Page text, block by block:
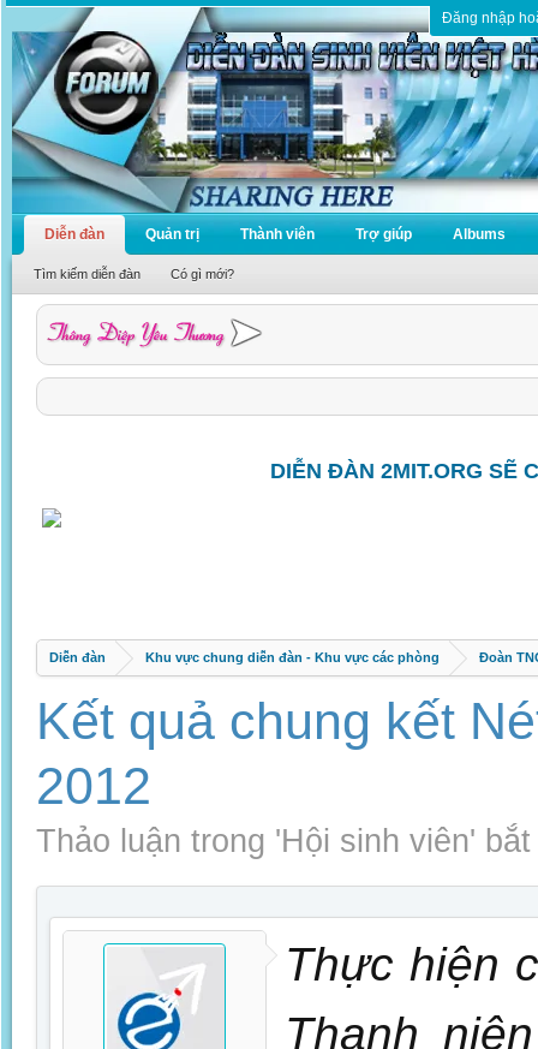
Đăng nhập
Diễn đàn
Tìm kiếm diễn đàn Có gì mới?
Quản trị Thành viên Trợ giúp Albums
DIỄN ĐÀN 2MIT.ORG SẼ
Diễn đàn Khu vực chung diễn đàn - Khu vực các phòng Đoàn
Kết quả chung kết
2012
Thảo luận trong 'Hội sinh viên'
Thực hiện
Thanh